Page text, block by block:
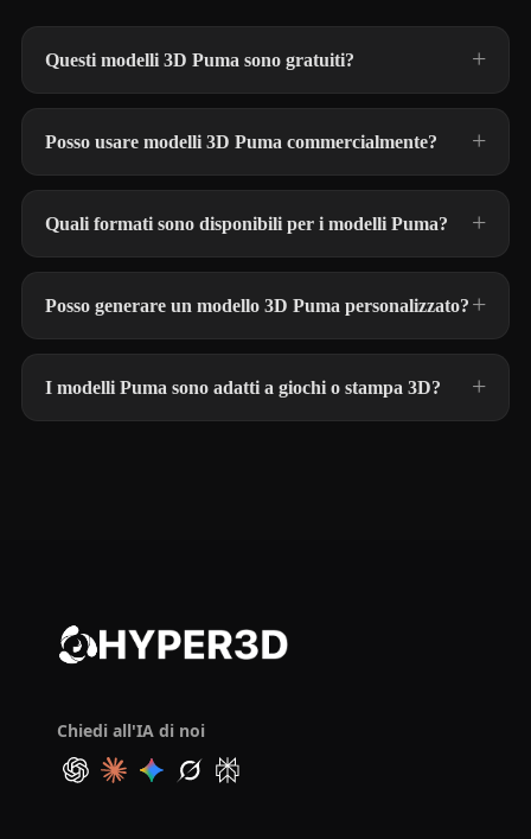
Questi modelli 3D Puma sono gratuiti?
Posso usare modelli 3D Puma commercialmente?
Quali formati sono disponibili per i modelli Puma?
Posso generare un modello 3D Puma personalizzato?
I modelli Puma sono adatti a giochi o stampa 3D?
Chiedi all'IA di noi